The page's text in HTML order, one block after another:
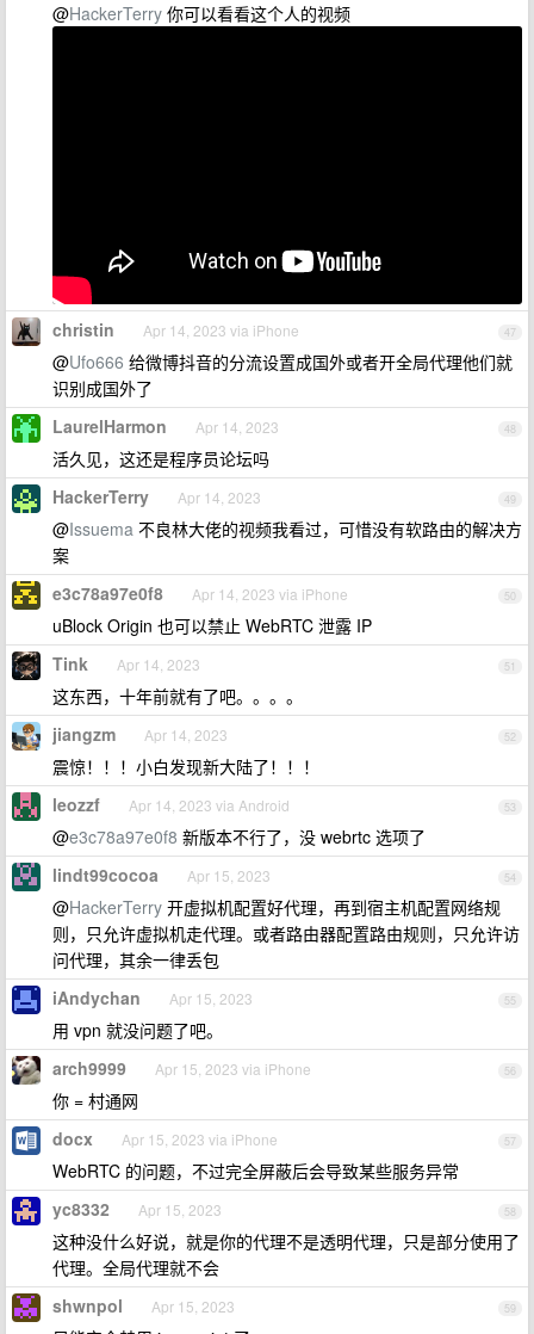
@HackerTerry 你可以看看这个人的视频
47
christin Apr 14, 2023 via iPhone
@Ufo666 给微博抖音的分流设置成国外或者开全局代理他们就
识别成国外了
48
LaurelHarmon Apr 14, 2023
活久见，这还是程序员论坛吗
49
HackerTerry Apr 14, 2023
@Issuema 不良林大佬的视频我看过，可惜没有软路由的解决方
案
50
e3c78a97e0f8 Apr 14, 2023 via iPhone
uBlock Origin 也可以禁止 WebRTC 泄露 IP
51
Tink Apr 14, 2023
这东西，十年前就有了吧。。。。
52
jiangzm Apr 14, 2023
震惊！！！小白发现新大陆了！！！
53
leozzf Apr 14, 2023 via Android
@e3c78a97e0f8 新版本不行了，没 webrtc 选项了
54
lindt99cocoa Apr 15, 2023
@HackerTerry 开虚拟机配置好代理，再到宿主机配置网络规
则，只允许虚拟机走代理。或者路由器配置路由规则，只允许访
问代理，其余一律丢包
55
iAndychan Apr 15, 2023
用 vpn 就没问题了吧。
56
arch9999 Apr 15, 2023 via iPhone
你 = 村通网
57
docx Apr 15, 2023 via iPhone
WebRTC 的问题，不过完全屏蔽后会导致某些服务异常
58
yc8332 Apr 15, 2023
这种没什么好说，就是你的代理不是透明代理，只是部分使用了
代理。全局代理就不会
59
shwnpol Apr 15, 2023